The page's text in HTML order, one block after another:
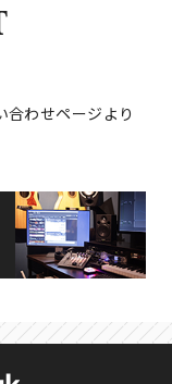
合わせページより